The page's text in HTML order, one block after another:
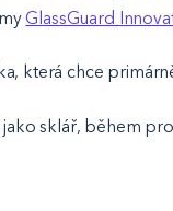
GlassGuard
která chce
jako sklář, během